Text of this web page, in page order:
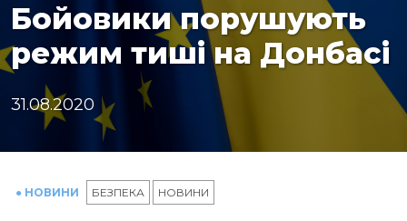
Бойовики порушують
режим тиші на Донбасі
31.08.2020
● НОВИНИ БЕЗПЕКА НОВИНИ